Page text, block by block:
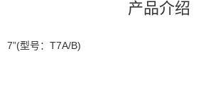
产品介绍
7”(型号：T7A/B)